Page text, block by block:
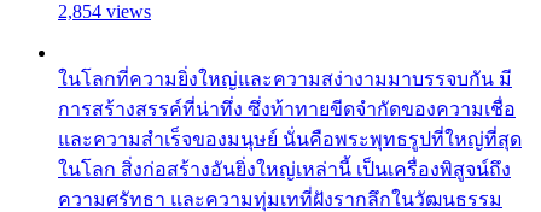
2,854 views
ในโลกที่ความยิ่งใหญ่และความสง่างามมาบรรจบกัน มี
การสร้างสรรค์ที่น่าทึ่ง ซึ่งท้าทายขีดจำกัดของความเชื่อ
และความสำเร็จของมนุษย์ นั่นคือพระพุทธรูปที่ใหญ่ที่สุด
ในโลก สิ่งก่อสร้างอันยิ่งใหญ่เหล่านี้ เป็นเครื่องพิสูจน์ถึง
ความศรัทธา และความทุ่มเทที่ฝังรากลึกในวัฒนธรรม